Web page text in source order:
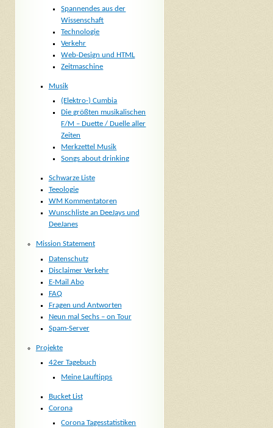
Spannendes aus der
Wissenschaft
Technologie
Verkehr
Web-Design und HTML
Zeitmaschine
Musik
(Elektro-) Cumbia
Die größten musikalischen
F/M – Duette / Duelle aller
Zeiten
Merkzettel Musik
Songs about drinking
Schwarze Liste
Teeologie
WM Kommentatoren
Wunschliste an DeeJays und
DeeJanes
Mission Statement
Datenschutz
Disclaimer Verkehr
E-Mail Abo
FAQ
Fragen und Antworten
Neun mal Sechs – on Tour
Spam-Server
Projekte
42er Tagebuch
Meine Lauftipps
Bucket List
Corona
Corona Tagesstatistiken